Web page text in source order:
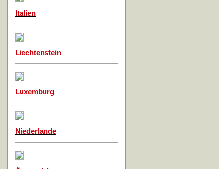
Italien
Liechtenstein
Luxemburg
Niederlande